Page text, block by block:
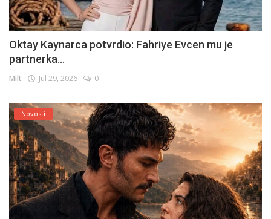
Oktay Kaynarca potvrdio: Fahriye Evcen mu je
partnerka...
Milt Jul 29, 2026 0
Novosti